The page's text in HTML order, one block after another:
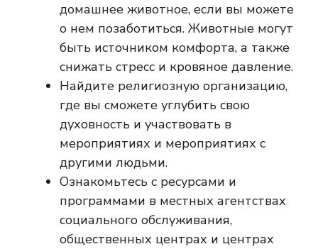
домашнее животное, если вы можете
о нем позаботиться. Животные могут
быть источником комфорта, а также
снижать стресс и кровяное давление.
Найдите религиозную организацию,
где вы сможете углубить свою
духовность и участвовать в
мероприятиях и мероприятиях с
другими людьми.
Ознакомьтесь с ресурсами и
программами в местных агентствах
социального обслуживания,
общественных центрах и центрах